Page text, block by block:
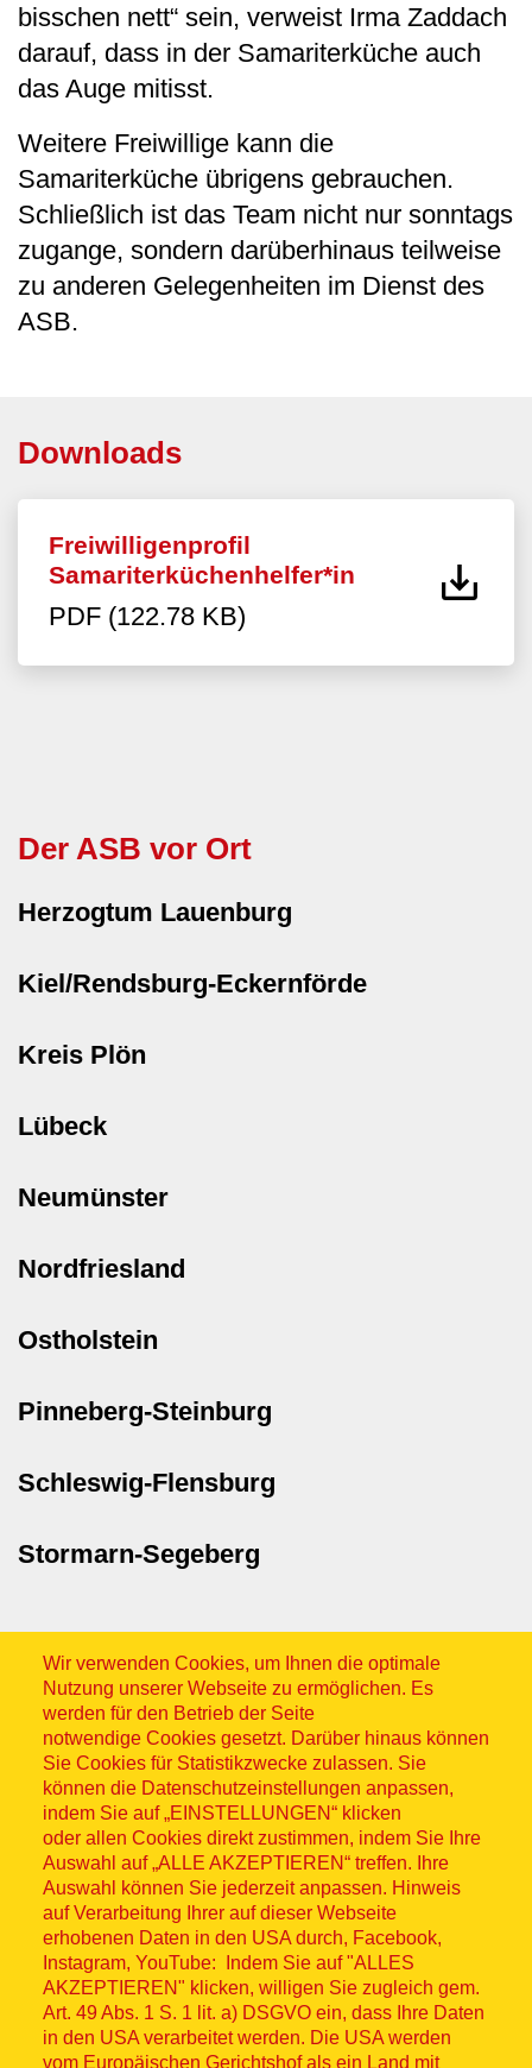
bisschen nett“ sein, verweist Irma Zaddach
darauf, dass in der Samariterküche auch
das Auge mitisst.
Weitere Freiwillige kann die
Samariterküche übrigens gebrauchen.
Schließlich ist das Team nicht nur sonntags
zugange, sondern darüberhinaus teilweise
zu anderen Gelegenheiten im Dienst des
ASB.
Downloads
Freiwilligenprofil
Samariterküchenhelfer*in
PDF (122.78 KB)
Der ASB vor Ort
Herzogtum Lauenburg
Kiel/Rendsburg-Eckernförde
Kreis Plön
Lübeck
Neumünster
Nordfriesland
Ostholstein
Pinneberg-Steinburg
Schleswig-Flensburg
Stormarn-Segeberg
Wir verwenden Cookies, um Ihnen die optimale
Nutzung unserer Webseite zu ermöglichen. Es
werden für den Betrieb der Seite
notwendige Cookies gesetzt. Darüber hinaus können
Sie Cookies für Statistikzwecke zulassen. Sie
können die Datenschutzeinstellungen anpassen,
indem Sie auf „EINSTELLUNGEN“ klicken
oder allen Cookies direkt zustimmen, indem Sie Ihre
Auswahl auf „ALLE AKZEPTIEREN“ treffen. Ihre
Auswahl können Sie jederzeit anpassen. Hinweis
auf Verarbeitung Ihrer auf dieser Webseite
erhobenen Daten in den USA durch, Facebook,
Instagram, YouTube: Indem Sie auf "ALLES
AKZEPTIEREN" klicken, willigen Sie zugleich gem.
Art. 49 Abs. 1 S. 1 lit. a) DSGVO ein, dass Ihre Daten
in den USA verarbeitet werden. Die USA werden
vom Europäischen Gerichtshof als ein Land mit
Sitemap
© ASB 2026
Fußzeilenmenü
Impressum
Datenschutz